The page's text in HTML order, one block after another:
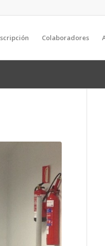
Colaboradores